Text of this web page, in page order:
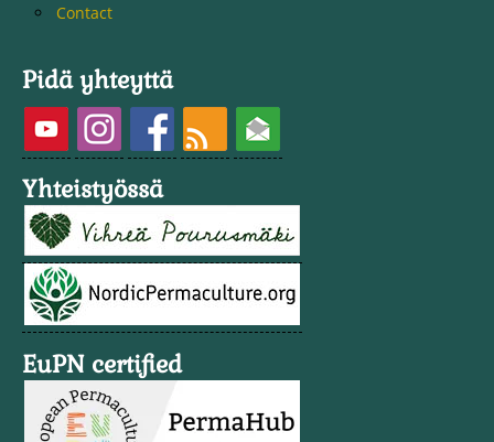
Contact
Pidä yhteyttä
Yhteistyössä
EuPN certified